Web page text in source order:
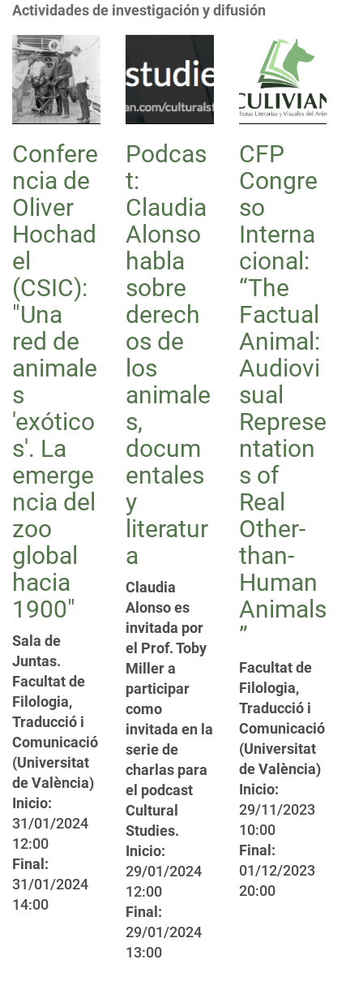
Actividades de investigación y difusión
Confere
ncia de
Oliver
Hochad
el
(CSIC):
"Una
red de
animale
s
'exótico
s'. La
emerge
ncia del
zoo
global
hacia
1900"
Sala de
Juntas.
Facultat de
Filologia,
Traducció i
Comunicació
(Universitat
de València)
Inicio:
31/01/2024
12:00
Final:
31/01/2024
14:00
Podcas
t:
Claudia
Alonso
habla
sobre
derech
os de
los
animale
s,
docum
entales
y
literatur
a
Claudia
Alonso es
invitada por
el Prof. Toby
Miller a
participar
como
invitada en la
serie de
charlas para
el podcast
Cultural
Studies.
Inicio:
29/01/2024
12:00
Final:
29/01/2024
13:00
CFP
Congre
so
Interna
cional:
“The
Factual
Animal:
Audiovi
sual
Represe
ntation
s of
Real
Other-
than-
Human
Animals
”
Facultat de
Filologia,
Traducció i
Comunicació
(Universitat
de València)
Inicio:
29/11/2023
10:00
Final:
01/12/2023
20:00